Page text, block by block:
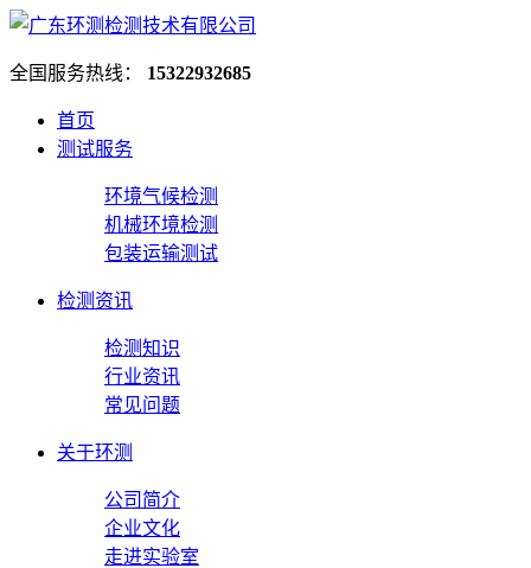
全国服务热线： 15322932685
首页
测试服务
环境气候检测
机械环境检测
包装运输测试
检测资讯
检测知识
行业资讯
常见问题
关于环测
公司简介
企业文化
走进实验室